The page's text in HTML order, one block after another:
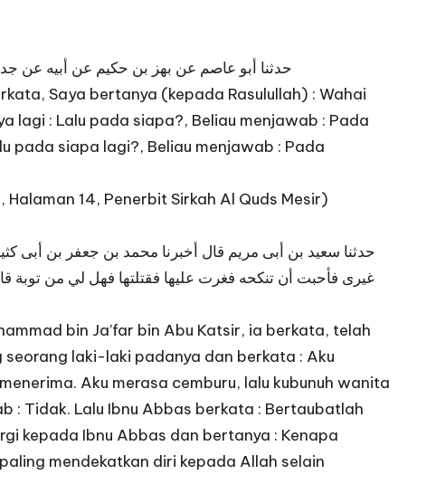
حدثنا أبو عاصم عن بهز بن حكيم عن أبيه عن
Saya bertanya (kepada Rasulullah) : Wahai
lagi : Lalu pada siapa?, Beliau menjawab : Pada
pada siapa lagi?, Beliau menjawab : Pada
14, Penerbit Sirkah Al Quds Mesir)
حدثنا سعيد بن أبى مريم قال أخبرنا محمد بن جعفر بن أبى
غيرى فأحبت أن تنكحه فغرت عليها فقتلتها فهل لي من
bin Ja’far bin Abu Katsir, ia berkata, telah
laki-laki padanya dan berkata : Aku
Aku merasa cemburu, lalu kubunuh wanita
: Tidak. Lalu Ibnu Abbas berkata : Bertaubatlah
kepada Ibnu Abbas dan bertanya : Kenapa
mendekatkan diri kepada Allah selain